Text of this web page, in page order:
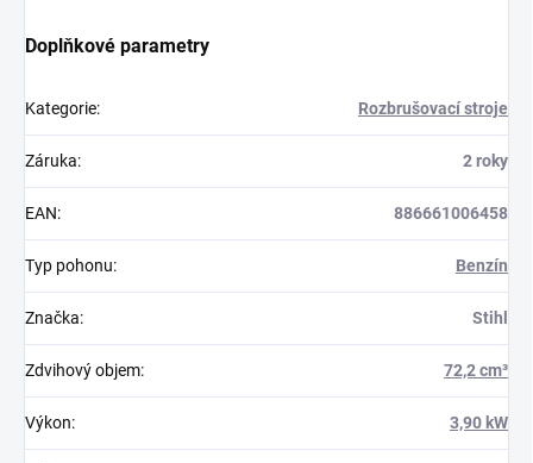
Doplňkové parametry
Kategorie: Rozbrušovací stroje
Záruka: 2 roky
EAN: 886661006458
Typ pohonu: Benzín
Značka: Stihl
Zdvihový objem: 72,2 cm³
Výkon: 3,90 kW